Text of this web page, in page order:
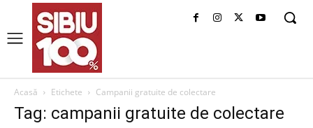
Acasă Etichete Campanii gratuite de colectare
Tag: campanii gratuite de colectare